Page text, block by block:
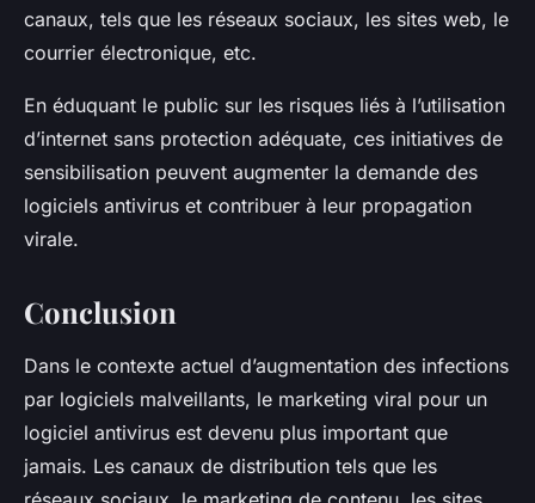
canaux, tels que les réseaux sociaux, les sites web, le
courrier électronique, etc.
En éduquant le public sur les risques liés à l’utilisation
d’internet sans protection adéquate, ces initiatives de
sensibilisation peuvent augmenter la demande des
logiciels antivirus et contribuer à leur propagation
virale.
Conclusion
Dans le contexte actuel d’augmentation des infections
par logiciels malveillants, le marketing viral pour un
logiciel antivirus est devenu plus important que
jamais. Les canaux de distribution tels que les